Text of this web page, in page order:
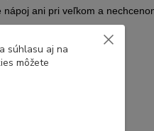
ani pri veľkom a
súhlasu aj na
môžete